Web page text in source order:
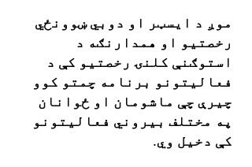
موږ د ایسټر او دوبي ښوونځي
رخصتیو او همدارنګه د
استوګنې کلنۍ رخصتیو کې د
فعالیتونو برنامه چمتو کوو
چیرې چې ماشومان او ځوانان
په مختلف بیروني فعالیتونو
کې دخیل وي.